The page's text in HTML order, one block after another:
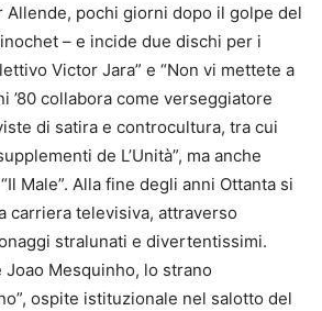
Allende, pochi giorni dopo il golpe del
– e incide due dischi per i
Victor Jara” e “Non vi mettete a
’80 collabora come verseggiatore
di satira e controcultura, tra cui
de L’Unità”, ma anche
Male”. Alla fine degli anni Ottanta si
carriera televisiva, attraverso
stralunati e divertentissimi.
Mesquinho, lo strano
ospite istituzionale nel salotto del